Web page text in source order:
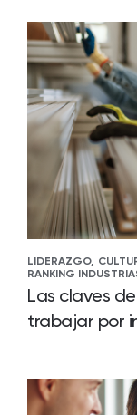
LIDERAZGO,
RANKING
Las claves
trabajar por